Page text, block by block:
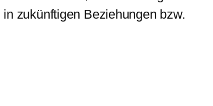
zukünftigen Beziehungen bzw.